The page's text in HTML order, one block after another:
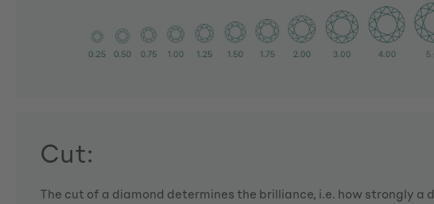
Cut:
The cut of a diamond determines the brilliance, i.e. how strongly a